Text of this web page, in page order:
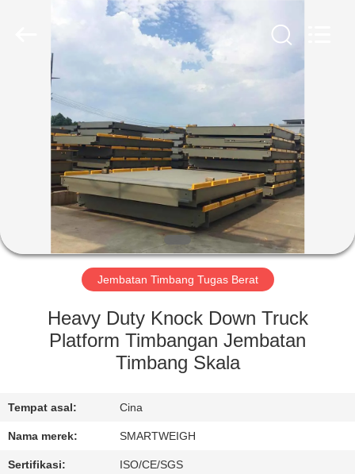
RUMAH
PRODUK
TENTANG
KAMI
TUR
KONTROL
HUBUNGI
KAMI
Jembatan Timbang Tugas Berat
Heavy Duty Knock Down Truck
Platform Timbangan Jembatan
Timbang Skala
Tempat asal: Cina
Nama merek: SMARTWEIGH
Sertifikasi: ISO/CE/SGS